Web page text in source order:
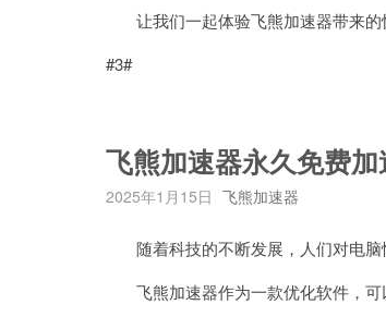
让我们一起体验飞熊加速器带来的
#3#
飞熊加速器永久免费加
2025年1月15日 飞熊加速器
随着科技的不断发展，人们对电脑
飞熊加速器作为一款优化软件，可